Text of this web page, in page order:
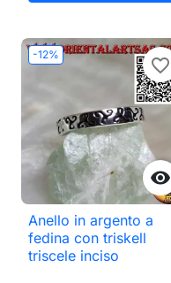
-12%

favorite_border
Anello in argento a
fedina con triskell
triscele inciso